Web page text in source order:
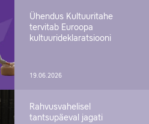
Ühendus Kultuuritahe
tervitab Euroopa
kultuurideklaratsiooni
19.06.2026
Rahvusvahelisel
tantsupäeval jagati